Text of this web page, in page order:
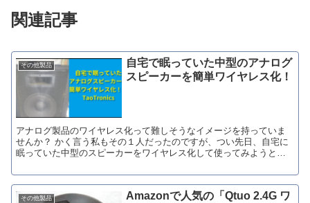
関連記事
その他製品
自宅で眠っていた中型のアナログ
スピーカーを簡単ワイヤレス化！
アナログ製品のワイヤレス化って難しそうなイメージを持っていま
せんか？ かく言う私もその１人だったのですが、つい先日、自宅に
眠っていた中型のスピーカーをワイヤレス化して使ってみようと思
その他製品
Amazonで人気の「Qtuo 2.4G ワ